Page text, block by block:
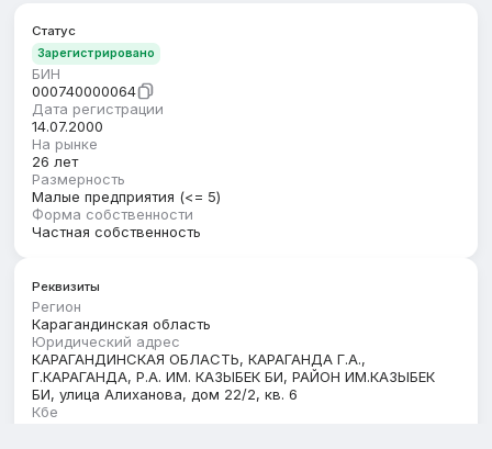
Статус
Зарегистрировано
БИН
000740000064
Дата регистрации
14.07.2000
На рынке
26 лет
Размерность
Малые предприятия (<= 5)
Форма собственности
Частная собственность
Реквизиты
Регион
Карагандинская область
Юридический адрес
КАРАГАНДИНСКАЯ ОБЛАСТЬ, КАРАГАНДА Г.А.,
Г.КАРАГАНДА, Р.А. ИМ. КАЗЫБЕК БИ, РАЙОН ИМ.КАЗЫБЕК
БИ, улица Алиханова, дом 22/2, кв. 6
Кбе